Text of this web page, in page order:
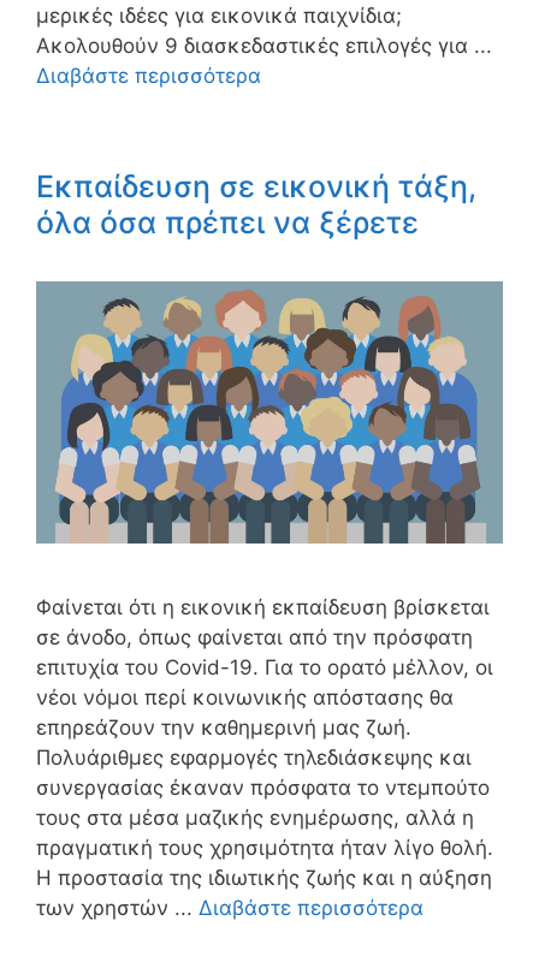
μερικές ιδέες για εικονικά παιχνίδια;
Ακολουθούν 9 διασκεδαστικές επιλογές για ...
Διαβάστε περισσότερα
Εκπαίδευση σε εικονική τάξη,
όλα όσα πρέπει να ξέρετε
Φαίνεται ότι η εικονική εκπαίδευση βρίσκεται
σε άνοδο, όπως φαίνεται από την πρόσφατη
επιτυχία του Covid-19. Για το ορατό μέλλον, οι
νέοι νόμοι περί κοινωνικής απόστασης θα
επηρεάζουν την καθημερινή μας ζωή.
Πολυάριθμες εφαρμογές τηλεδιάσκεψης και
συνεργασίας έκαναν πρόσφατα το ντεμπούτο
τους στα μέσα μαζικής ενημέρωσης, αλλά η
πραγματική τους χρησιμότητα ήταν λίγο θολή.
Η προστασία της ιδιωτικής ζωής και η αύξηση
των χρηστών ... Διαβάστε περισσότερα